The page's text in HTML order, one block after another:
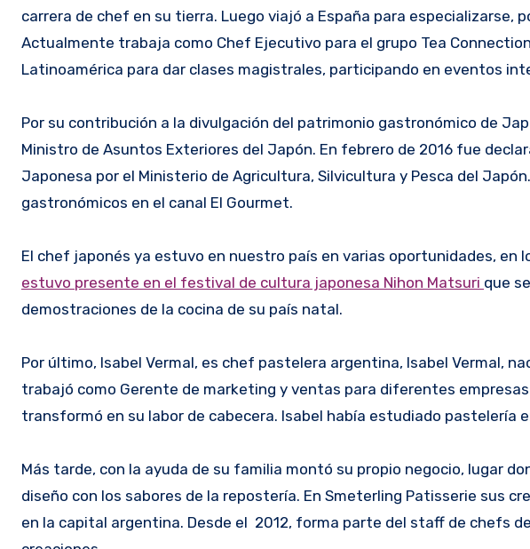
carrera de chef en su tierra. Luego viajó a España para especializarse,
Actualmente trabaja como Chef Ejecutivo para el grupo Tea
Latinoamérica para dar clases magistrales, participando en eventos
Por su contribución a la divulgación del patrimonio gastronómico de
Ministro de Asuntos Exteriores del Japón. En febrero de 2016 fue
Japonesa por el Ministerio de Agricultura, Silvicultura y Pesca del
gastronómicos en el canal El Gourmet.
El chef japonés ya estuvo en nuestro país en varias oportunidades, en
estuvo presente en el festival de cultura japonesa Nihon Matsuri que
demostraciones de la cocina de su país natal.
Por último, Isabel Vermal, es chef pastelera argentina, Isabel Vermal,
trabajó como Gerente de marketing y ventas para diferentes
transformó en su labor de cabecera. Isabel había estudiado pastelería
Más tarde, con la ayuda de su familia montó su propio negocio, lugar
diseño con los sabores de la repostería. En Smeterling Patisserie sus
en la capital argentina. Desde el 2012, forma parte del staff de chefs de